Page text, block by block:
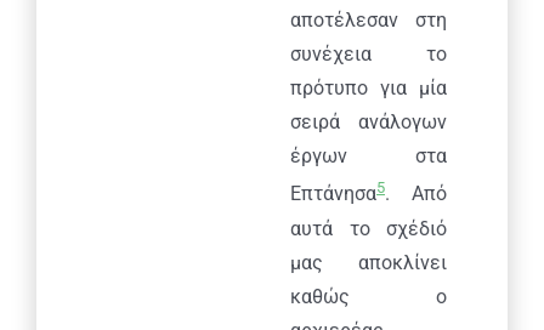
αποτέλεσαν στη
συνέχεια το
πρότυπο για μία
σειρά ανάλογων
έργων στα
Επτάνησα5. Από
αυτά το σχέδιό
μας αποκλίνει
καθώς ο